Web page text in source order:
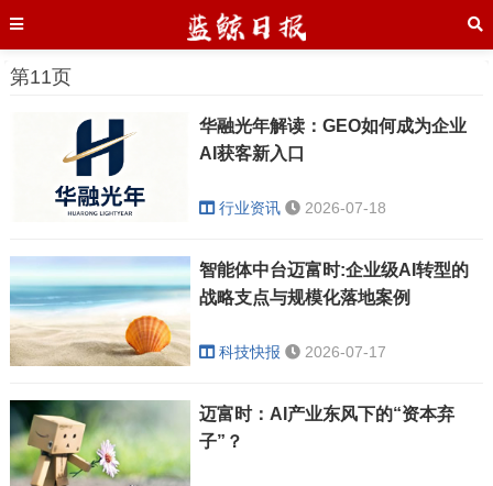
第11页
华融光年解读：GEO如何成为企业
AI获客新入口
行业资讯 2026-07-18
智能体中台迈富时:企业级AI转型的
战略支点与规模化落地案例
科技快报 2026-07-17
迈富时：AI产业东风下的“资本弃
子”？